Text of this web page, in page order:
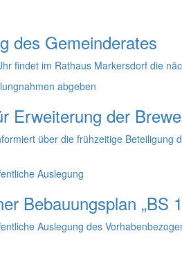
des Gemeinderates
findet im Rathaus Markersdorf die
abgeben
Erweiterung der
über die frühzeitige Beteiligung
Auslegung
Bebauungsplan
Auslegung des